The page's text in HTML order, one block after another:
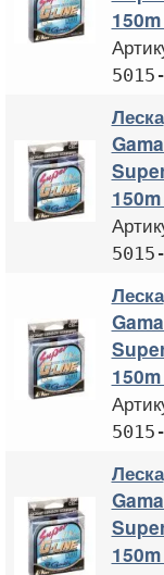
Леска
Леска
Леска